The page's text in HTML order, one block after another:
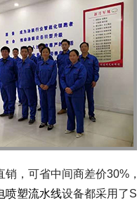
，可省中间商差价30%
喷塑流水线设备都采用了